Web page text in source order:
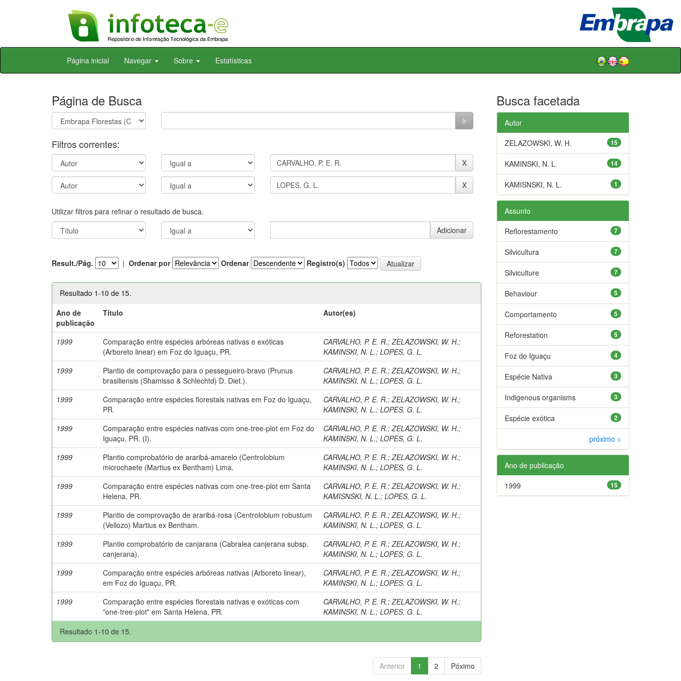
Skip
Página inicial Navegar Sobre Estatísticas
Página de Busca
Filtros correntes:
Utilizar filtros para refinar o resultado de busca.
Result./Pág. | Ordenar por Ordenar Registro(s)
Resultado 1-10 de 15.
Ano de
publicação
Título Autor(es)
1999
Comparação entre espécies arbóreas nativas e exóticas
(Arboreto linear) em Foz do Iguaçu, PR.
CARVALHO, P. E. R.;ZELAZOWSKI, W. H.;
KAMINSKI, N. L.;LOPES, G. L.
1999
Plantio de comprovação para o pessegueiro-bravo (Prunus
brasiliensis (Shamisso & Schlechtd) D. Diet.).
CARVALHO, P. E. R.;ZELAZOWSKI, W. H.;
KAMINSKI, N. L.;LOPES, G. L.
1999
Comparação entre espécies florestais nativas em Foz do Iguaçu,
PR.
CARVALHO, P. E. R.;ZELAZOWSKI, W. H.;
KAMINSKI, N. L.;LOPES, G. L.
1999
Comparação entre espécies nativas com one-tree-plot em Foz do
Iguaçu, PR. (I).
CARVALHO, P. E. R.;ZELAZOWSKI, W. H.;
KAMINSKI, N. L.;LOPES, G. L.
1999
Plantio comprobatório de araribá-amarelo (Centrolobium
microchaete (Martius ex Bentham) Lima.
CARVALHO, P. E. R.;ZELAZOWSKI, W. H.;
KAMINSKI, N. L.;LOPES, G. L.
1999
Comparação entre espécies nativas com one-tree-plot em Santa
Helena, PR.
CARVALHO, P. E. R.;ZELAZOWSKI, W. H.;
KAMISNSKI, N. L.;LOPES, G. L.
1999
Plantio de comprovação de araribá-rosa (Centrolobium robustum
(Vellozo) Martius ex Bentham.
CARVALHO, P. E. R.;ZELAZOWSKI, W. H.;
KAMINSKI, N. L.;LOPES, G. L.
1999
Plantio comprobatório de canjarana (Cabralea canjerana subsp.
canjerana).
CARVALHO, P. E. R.;ZELAZOWSKI, W. H.;
KAMINSKI, N. L.;LOPES, G. L.
1999
Comparação entre espécies arbóreas nativas (Arboreto linear),
em Foz do Iguaçu, PR.
CARVALHO, P. E. R.;ZELAZOWSKI, W. H.;
KAMINSKI, N. L.;LOPES, G. L.
1999
Comparação entre espécies florestais nativas e exóticas com
"one-tree-plot" em Santa Helena, PR.
CARVALHO, P. E. R.;ZELAZOWSKI, W. H.;
KAMINSKI, N. L.;LOPES, G. L.
Resultado 1-10 de 15.
Anterior 1 2 Póximo
Busca facetada
Autor
15
ZELAZOWSKI, W. H.
14
KAMINSKI, N. L.
1
KAMISNSKI, N. L.
Assunto
7
Reflorestamento
7
Silvicultura
7
Silviculture
5
Behaviour
5
Comportamento
5
Reforestation
4
Foz do Iguaçu
3
Espécie Nativa
3
Indigenous organisms
2
Espécie exótica
próximo >
Ano de publicação
15
1999